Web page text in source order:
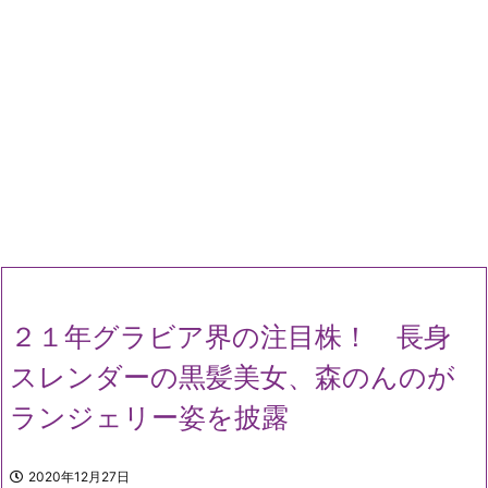
２１年グラビア界の注目株！ 長身
スレンダーの黒髪美女、森のんのが
ランジェリー姿を披露
2020年12月27日